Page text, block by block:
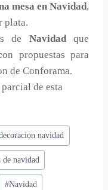
mesa en Navidad,
plata.
de Navidadque
propuestas para
de Conforama.
de esta
navidad
de navidad
#Navidad